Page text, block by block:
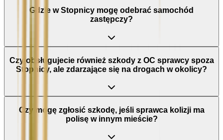
Gdzie w Stopnicy mogę odebrać samochód
zastępczy?
Czy obsługujecie również szkody z OC sprawcy spoza
Stopnicy, ale zdarzające się na drogach w okolicy?
Czy mogę zgłosić szkodę, jeśli sprawca kolizji ma
polisę w innym mieście?